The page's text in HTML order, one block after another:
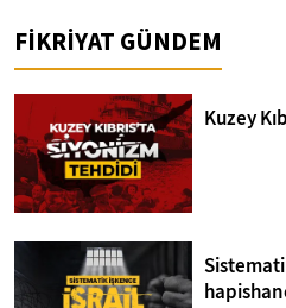
FİKRİYAT GÜNDEM
Kuzey